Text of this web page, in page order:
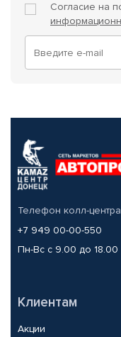
Согласие на
Телефон колл-центра
+7 949 00-00-550
Пн-Вс с 9.00 до 18.00
Клиентам
Акции